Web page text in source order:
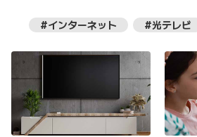
#インターネット #光テレビ